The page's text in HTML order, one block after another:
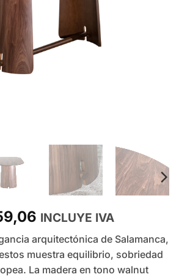
Current
price
is:
$559,06.
INCLUYE IVA
arquitectónica de Salamanca,
muestra equilibrio, sobriedad
La madera en tono walnut